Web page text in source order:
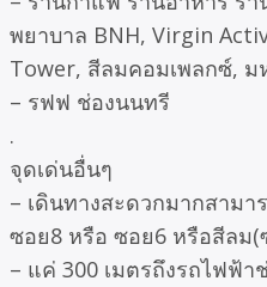
พยาบาล BNH, Virgin
Tower, สีลมคอมเพลกซ์, ม
– รฟฟ ช่องนนทรี
.
จุดเด่นอื่นๆ
– เดินทางสะดวกมากสามา
ซอย8 หรือ ซอย6 หรือสีลม
– แค่ 300 เมตรถึงรถไฟฟ้า